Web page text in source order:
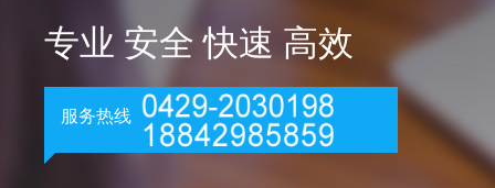
专业 安全 快速 高效
服务热线